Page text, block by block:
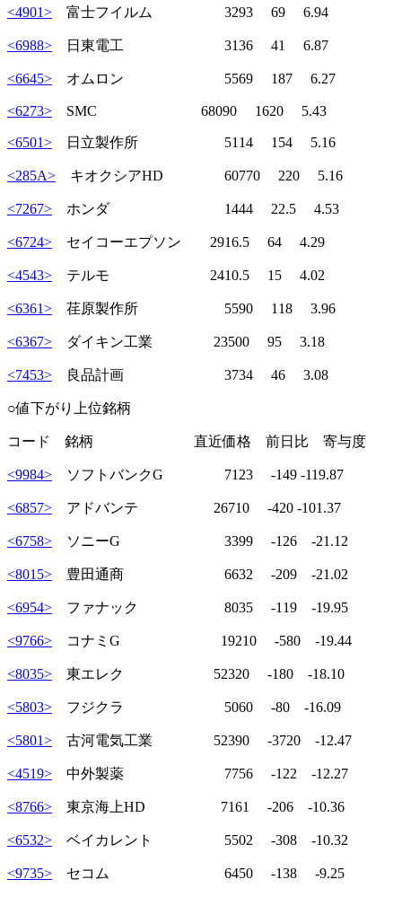
<4901> 富士フイルム 3293 69 6.94
<6988> 日東電工 3136 41 6.87
<6645> オムロン 5569 187 6.27
<6273> SMC 68090 1620 5.43
<6501> 日立製作所 5114 154 5.16
<285A> キオクシアHD 60770 220 5.16
<7267> ホンダ 1444 22.5 4.53
<6724> セイコーエプソン 2916.5 64 4.29
<4543> テルモ 2410.5 15 4.02
<6361> 荏原製作所 5590 118 3.96
<6367> ダイキン工業 23500 95 3.18
<7453> 良品計画 3734 46 3.08
○値下がり上位銘柄
コード 銘柄 直近価格 前日比 寄与度
<9984> ソフトバンクG 7123 -149 -119.87
<6857> アドバンテ 26710 -420 -101.37
<6758> ソニーG 3399 -126 -21.12
<8015> 豊田通商 6632 -209 -21.02
<6954> ファナック 8035 -119 -19.95
<9766> コナミG 19210 -580 -19.44
<8035> 東エレク 52320 -180 -18.10
<5803> フジクラ 5060 -80 -16.09
<5801> 古河電気工業 52390 -3720 -12.47
<4519> 中外製薬 7756 -122 -12.27
<8766> 東京海上HD 7161 -206 -10.36
<6532> ベイカレント 5502 -308 -10.32
<9735> セコム 6450 -138 -9.25